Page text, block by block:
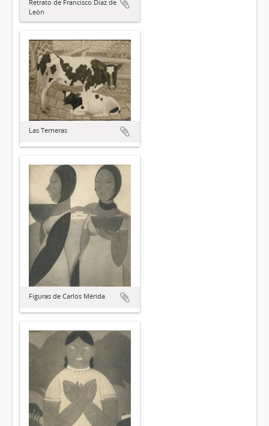
Retrato de Francisco Díaz de
León
Las Terneras
Figuras de Carlos Mérida